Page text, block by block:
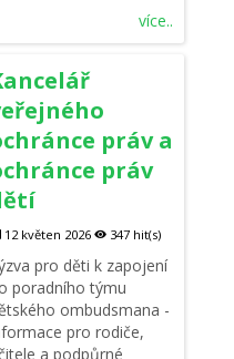
více..
práv a
práv
12 květen 2026 347 hit(s)
pro děti k zapojení
poradního týmu
ombudsmana -
pro rodiče,
a podpůrné